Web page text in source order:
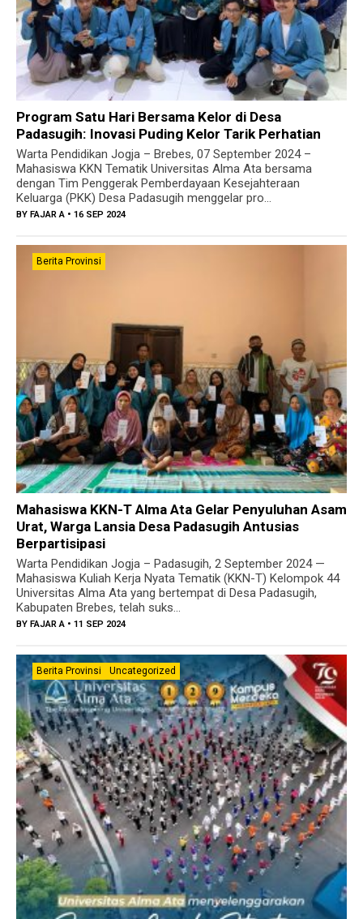
Program Satu Hari Bersama Kelor di Desa
Padasugih: Inovasi Puding Kelor Tarik Perhatian
Warta Pendidikan Jogja – Brebes, 07 September 2024 –
Mahasiswa KKN Tematik Universitas Alma Ata bersama
dengan Tim Penggerak Pemberdayaan Kesejahteraan
Keluarga (PKK) Desa Padasugih menggelar pro...
BY FAJAR A • 16 SEP 2024
Berita Provinsi
Mahasiswa KKN-T Alma Ata Gelar Penyuluhan Asam
Urat, Warga Lansia Desa Padasugih Antusias
Berpartisipasi
Warta Pendidikan Jogja – Padasugih, 2 September 2024 —
Mahasiswa Kuliah Kerja Nyata Tematik (KKN-T) Kelompok 44
Universitas Alma Ata yang bertempat di Desa Padasugih,
Kabupaten Brebes, telah suks...
BY FAJAR A • 11 SEP 2024
Berita Provinsi Uncategorized